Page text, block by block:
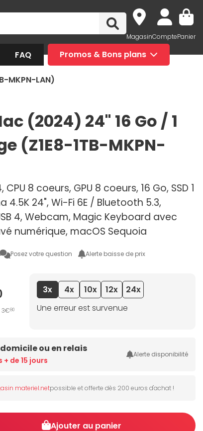
MagasinComptePanier
FAQ Promos & Bons plans
MKPN-LAN)
(2024) 24" 16 Go / 1
(Z1E8-1TB-MKPN-
8 coeurs, GPU 8 coeurs, 16 Go, SSD 1
4.5K 24", Wi-Fi 6E / Bluetooth 5.3,
4, Webcam, Magic Keyboard avec
numérique, macOS Sequoia
Posez votre question Alerte baisse de prix
3€80
3x 4x 10x 12x
24x
Une erreur est survenue
ou en relais
+ de 15 jours
Alerte disponibilité
materiel.netpossible et offerte dès 200 euros d'achat !
Ajouter au panier